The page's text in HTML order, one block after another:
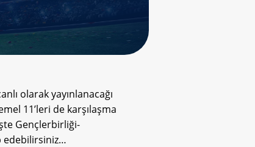
olarak yayınlanacağı
11’leri de karşılaşma
Gençlerbirliği-
edebilirsiniz…